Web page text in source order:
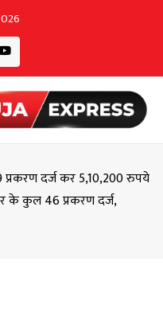
प्रकरण दर्ज कर 5,10,200 रुपये
के कुल 46 प्रकरण दर्ज,